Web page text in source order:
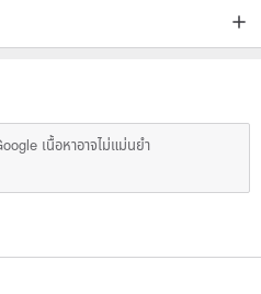
เนื้อหาอาจไม่แม่นยำ